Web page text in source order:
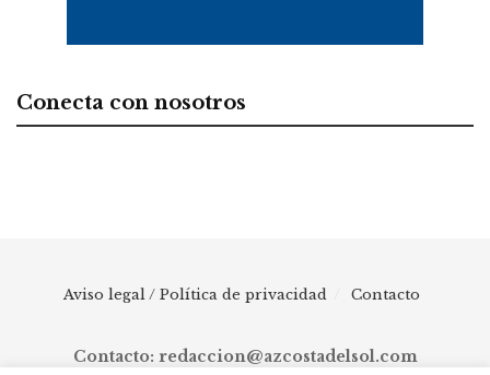
Conecta con nosotros
Aviso legal / Política de privacidad Contacto
Contacto: redaccion@azcostadelsol.com